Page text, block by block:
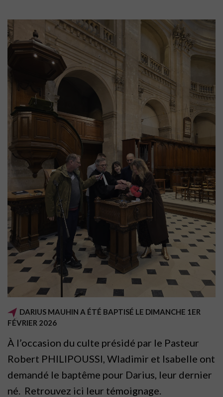
DARIUS MAUHIN A ÉTÉ BAPTISÉ LE DIMANCHE 1ER
FÉVRIER 2026
À l’occasion du culte présidé par le Pasteur
Robert PHILIPOUSSI, Wladimir et Isabelle ont
demandé le baptême pour Darius, leur dernier
né. Retrouvez ici leur témoignage.